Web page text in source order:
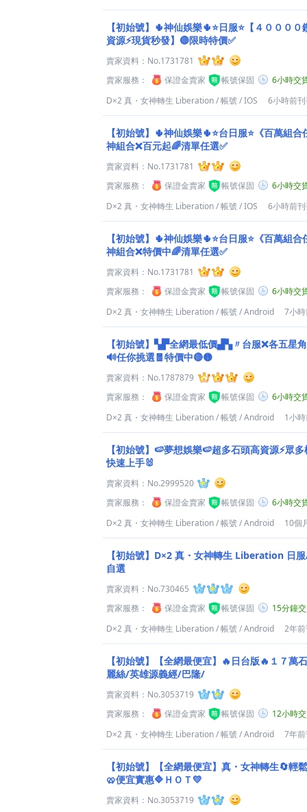
【初始號】🌵神仙娛樂🌵⭐日服⭐【４０００
資源⚡現貨秒發】🔴限時特價✅
賣家資料： No.1731781
賣家服務：
保證金賣家 帳號保固
6小時交
D×2 真・女神轉生 Liberation/帳號/IOS 6小時前
【初始號】🌵神仙娛樂🌵⭐台日服⭐《百萬組合
神組合❌百元起🌈清單任選✅
賣家資料： No.1731781
賣家服務：
保證金賣家 帳號保固
6小時交
D×2 真・女神轉生 Liberation/帳號/IOS 6小時前
【初始號】🌵神仙娛樂🌵⭐台日服⭐《百萬組合
神組合❌特價中🌈清單任選✅
賣家資料： No.1731781
賣家服務：
保證金賣家 帳號保固
6小時交
D×2 真・女神轉生 Liberation/帳號/Android 7小
【初始號】▚▛全網最低價▟▚〃台服❌各五星
🔊任你挑選🧧特價中🔴🟡
賣家資料： No.1787879
賣家服務：
保證金賣家 帳號保固
6小時交
D×2 真・女神轉生 Liberation/帳號/Android 1小
【初始號】🍉夢想娛樂🍉超多石頭高資源⚡眾
快速上手🐰
賣家資料： No.2999520
賣家服務：
保證金賣家 帳號保固
6小時交
D×2 真・女神轉生 Liberation/帳號/Android 10個
【初始號】D×2 真・女神轉生 Liberation 日服/港台服 初始石頭號
自選
賣家資料： No.730465
賣家服務：
保證金賣家 帳號保固
15分鐘
D×2 真・女神轉生 Liberation/帳號/Android 2年
【初始號】【全網最便宜】🔥日台版🔥１７萬
麗絲/英雄源義經/巴隆/
賣家資料： No.3053719
賣家服務：
保證金賣家 帳號保固
12小時
D×2 真・女神轉生 Liberation/帳號/Android 7年
【初始號】【全網最便宜】真・女神轉生🔄輕
🥨便宜實惠🔷ＨＯＴ💛
賣家資料： No.3053719